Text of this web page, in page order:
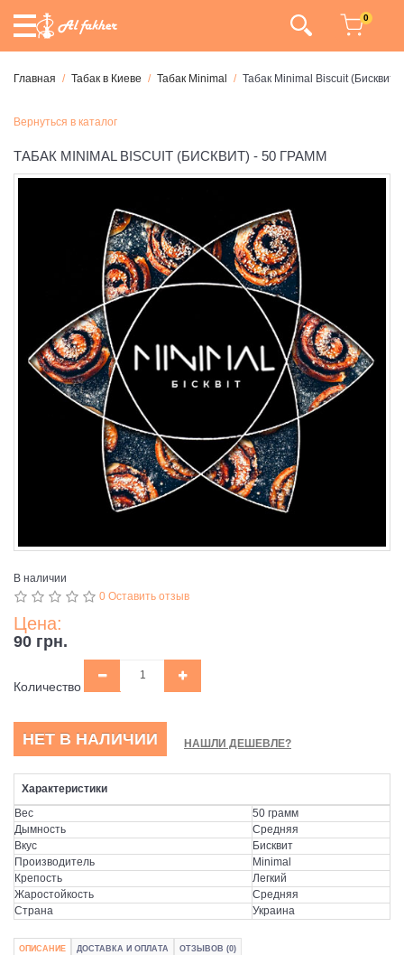
0
Главная Табак в Киеве Табак Minimal Табак Minimal Biscuit (Бисквит)
Вернуться в каталог
ТАБАК MINIMAL BISCUIT (БИСКВИТ) - 50 ГРАММ
В наличии
0 Оставить отзыв
Цена:
90 грн.
Количество
НЕТ В НАЛИЧИИ НАШЛИ ДЕШЕВЛЕ?
Характеристики
Вес
50 грамм
Дымность
Средняя
Вкус
Бисквит
Производитель
Minimal
Крепость
Легкий
Жаростойкость
Средняя
Страна
Украина
ОПИСАНИЕ ДОСТАВКА И ОПЛАТА ОТЗЫВОВ (0)